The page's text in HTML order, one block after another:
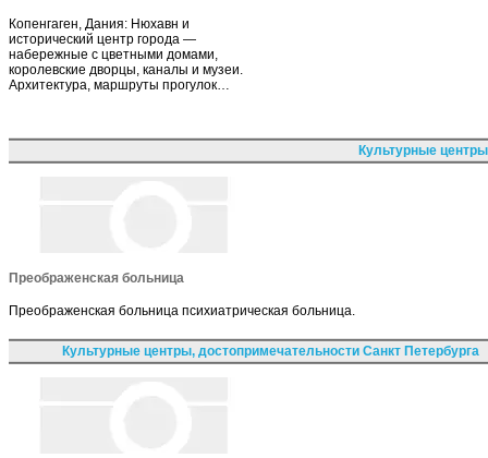
Копенгаген, Дания: Нюхавн и
исторический центр города —
набережные с цветными домами,
королевские дворцы, каналы и музеи.
Архитектура, маршруты прогулок…
Культурные
Преображенская больница
Преображенская больница психиатрическая больница.
Культурные центры, достопримечательности Санкт Петербурга